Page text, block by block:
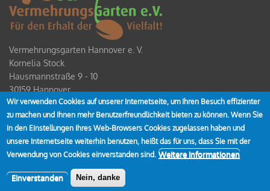
Vermehrungsgarten Hannover e. V.
Kornelia Stock
Hausmannstraße 9 - 10
30159 Hannover
Spendenkonto
IBAN DE80 2519 0001 0928 4354 00
Wir verwenden Cookies auf unserer Internetseite, um Ihren Besuch effizienter
zu machen und Ihnen mehr Benutzerfreundlichkeit bieten zu können. Wenn Sie
in den Einstellungen Ihres Web-Browsers Cookies zugelassen haben und
unsere Internetseite weiterhin benutzen, heißt das für uns, dass Sie mit der
Verwendung von Cookies einverstanden sind. Weitere Informationen
Einverstanden Nein, danke